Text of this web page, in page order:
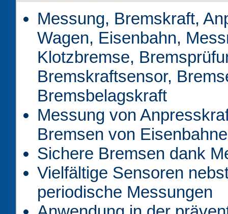
Messung, Bremskraft,
Wagen, Eisenbahn,
Klotzbremse,
Bremskraftsensor,
Bremsbelagskraft
Messung von
Bremsen von
Sichere Bremsen dank
Vielfältige Sensoren
periodische Messungen